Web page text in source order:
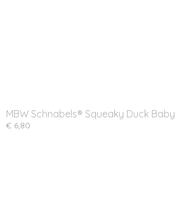
MBW Schnabels® Squeaky Duck Baby
€ 6,80